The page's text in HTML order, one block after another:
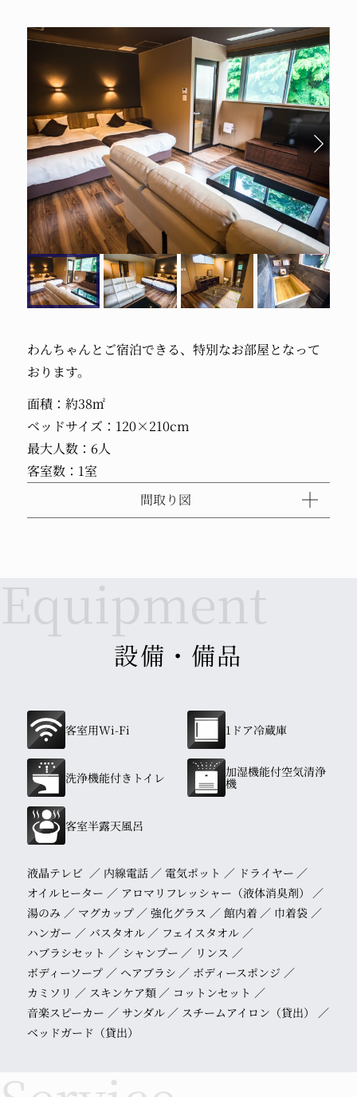
わんちゃんとご宿泊できる、特別なお部屋となって
おります。
面積：約38㎡
ベッドサイズ：120×210cm
最大人数：6人
客室数：1室
間取り図
設備・備品
客室用Wi-Fi 1ドア冷蔵庫
洗浄機能付きトイレ 加湿機能付空気清浄
機
客室半露天風呂
液晶テレビ 内線電話 電気ポット
ドライヤー
オイルヒーター
アロマリフレッシャー（液体消臭剤）
湯のみ
マグカップ 強化グラス 館内着
巾着袋
ハンガー
バスタオル
フェイスタオル
ハブラシセット
シャンプー
リンス
ボディーソープ
ヘアブラシ
ボディースポンジ
カミソリ
スキンケア類
コットンセット
音楽スピーカー
サンダル
スチームアイロン（貸出）
ベッドガード（貸出）